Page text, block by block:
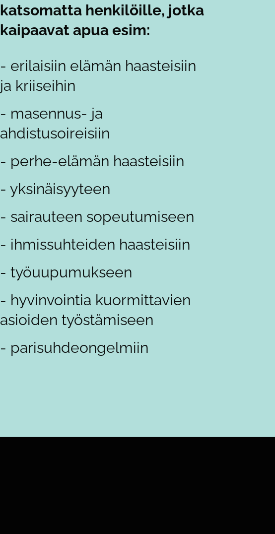
katsomatta henkilöille, jotka
kaipaavat apua esim:
- erilaisiin elämän haasteisiin
ja kriiseihin
- masennus- ja
ahdistusoireisiin
- perhe-elämän haasteisiin
- yksinäisyyteen
- sairauteen sopeutumiseen
- ihmissuhteiden haasteisiin
- työuupumukseen
- hyvinvointia kuormittavien
asioiden työstämiseen
- parisuhdeongelmiin